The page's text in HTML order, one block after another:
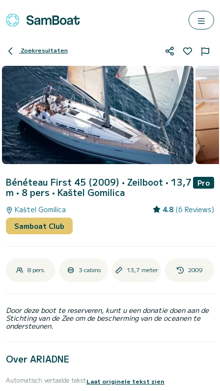
Zoekresultaten
Bénéteau First 45 (2009) • Zeilboot • 13,7
m • 8 pers • Kaštel Gomilica
Pro
Kaštel Gomilica 4.8 (6 Reviews)
Samboat Club
8 pers. 3 cabins 13,7 meter 2009
Door deze boot te reserveren, kunt u een donatie doen aan de
Stichting van de Zee om de bescherming van de oceanen te
ondersteunen.
Over ARIADNE
Automatisch vertaalde tekstLaat originele tekst zien